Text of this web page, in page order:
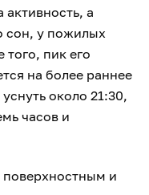
активность, а
сон, у пожилых
пик его
на более раннее
около 21:30,
часов и
поверхностным и